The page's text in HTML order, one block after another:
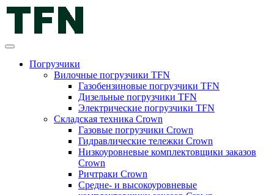
Погрузчики
Вилочные погрузчики TFN
Газобензиновые погрузчики TFN
Дизельные погрузчики TFN
Электрические погрузчики TFN
Складская техника Crown
Газовые погрузчики Crown
Гидравлические тележки Crown
Низкоуровневые комплектовщики заказов
Crown
Ричтраки Crown
Средне- и высокоуровневые